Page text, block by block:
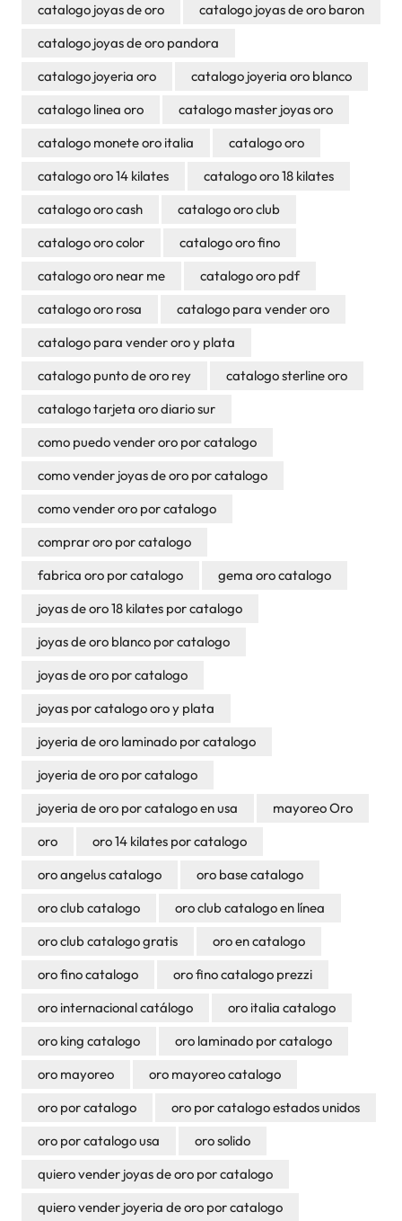
catalogo joyas de oro
catalogo joyas de oro baron
catalogo joyas de oro pandora
catalogo joyeria oro
catalogo joyeria oro blanco
catalogo linea oro
catalogo master joyas oro
catalogo monete oro italia
catalogo oro
catalogo oro 14 kilates
catalogo oro 18 kilates
catalogo oro cash
catalogo oro club
catalogo oro color
catalogo oro fino
catalogo oro near me
catalogo oro pdf
catalogo oro rosa
catalogo para vender oro
catalogo para vender oro y plata
catalogo punto de oro rey
catalogo sterline oro
catalogo tarjeta oro diario sur
como puedo vender oro por catalogo
como vender joyas de oro por catalogo
como vender oro por catalogo
comprar oro por catalogo
fabrica oro por catalogo
gema oro catalogo
joyas de oro 18 kilates por catalogo
joyas de oro blanco por catalogo
joyas de oro por catalogo
joyas por catalogo oro y plata
joyeria de oro laminado por catalogo
joyeria de oro por catalogo
joyeria de oro por catalogo en usa
mayoreo Oro
oro
oro 14 kilates por catalogo
oro angelus catalogo
oro base catalogo
oro club catalogo
oro club catalogo en línea
oro club catalogo gratis
oro en catalogo
oro fino catalogo
oro fino catalogo prezzi
oro internacional catálogo
oro italia catalogo
oro king catalogo
oro laminado por catalogo
oro mayoreo
oro mayoreo catalogo
oro por catalogo
oro por catalogo estados unidos
oro por catalogo usa
oro solido
quiero vender joyas de oro por catalogo
quiero vender joyeria de oro por catalogo